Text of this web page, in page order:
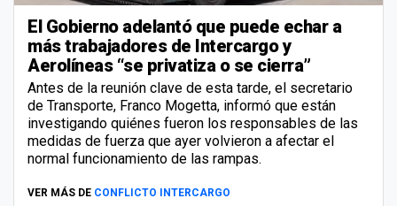
El Gobierno adelantó que puede echar a
más trabajadores de Intercargo y
Aerolíneas “se privatiza o se cierra”
Antes de la reunión clave de esta tarde, el secretario
de Transporte, Franco Mogetta, informó que están
investigando quiénes fueron los responsables de las
medidas de fuerza que ayer volvieron a afectar el
normal funcionamiento de las rampas.
VER MÁS DE CONFLICTO INTERCARGO